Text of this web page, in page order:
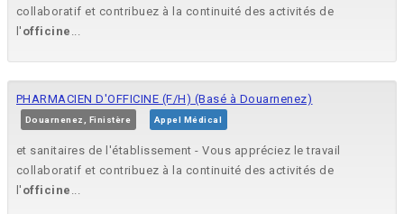
collaboratif et contribuez à la continuité des activités de
l' officine ...
PHARMACIEN D'OFFICINE (F/H) (Basé à Douarnenez)
Douarnenez, Finistère Appel Médical
et sanitaires de l'établissement - Vous appréciez le travail
collaboratif et contribuez à la continuité des activités de
l' officine ...